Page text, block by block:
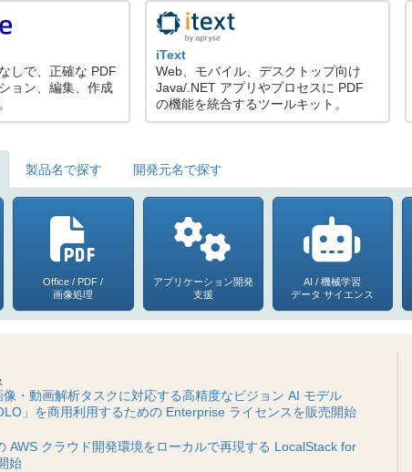
しで、正確な PDF
ョン、編集、作成
iText
Web、モバイル、デスクトップ向け
Java/.NET アプリやプロセスに PDF
の機能を統合するツールキット。
製品名で探す 開発元名で探す
Office / PDF /
画像処理
アプリケーション開発
支援
AI / 機械学習
データ サイエンス
像・動画解析タスクに対応する高精度なビジョン AI モデル
」を商用利用するための Enterprise ライセンスを販売開始
AWS クラウド開発環境をローカルで再現する LocalStack for
始